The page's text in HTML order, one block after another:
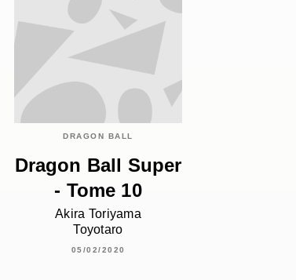
DRAGON BALL
Dragon Ball Super
- Tome 10
Akira Toriyama
Toyotaro
05/02/2020